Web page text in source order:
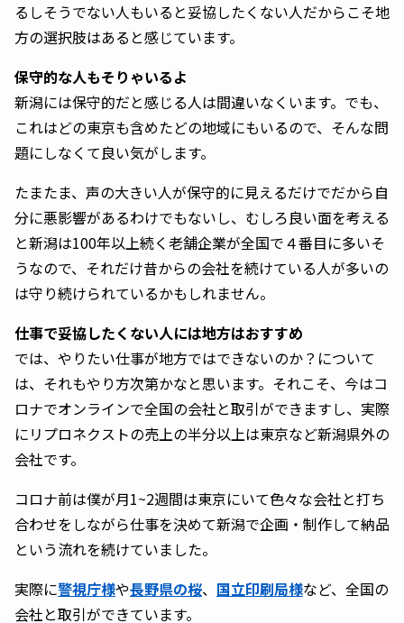
るしそうでない人もいると妥協したくない人だからこそ地
方の選択肢はあると感じています。
保守的な人もそりゃいるよ
新潟には保守的だと感じる人は間違いなくいます。でも、
これはどの東京も含めたどの地域にもいるので、そんな問
題にしなくて良い気がします。
たまたま、声の大きい人が保守的に見えるだけでだから自
分に悪影響があるわけでもないし、むしろ良い面を考える
と新潟は100年以上続く老舗企業が全国で４番目に多いそ
うなので、それだけ昔からの会社を続けている人が多いの
は守り続けられているかもしれません。
仕事で妥協したくない人には地方はおすすめ
では、やりたい仕事が地方ではできないのか？について
は、それもやり方次第かなと思います。それこそ、今はコ
ロナでオンラインで全国の会社と取引ができますし、実際
にリプロネクストの売上の半分以上は東京など新潟県外の
会社です。
コロナ前は僕が月1~2週間は東京にいて色々な会社と打ち
合わせをしながら仕事を決めて新潟で企画・制作して納品
という流れを続けていました。
実際に警視庁様や長野県の桜、 国立印刷局様など、全国の
会社と取引ができています。